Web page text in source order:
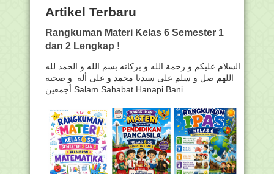
Artikel Terbaru
Rangkuman Materi Kelas 6 Semester 1
dan 2 Lengkap !
السلام عليكم و رحمة الله و بركاته بسم الله و الحمد لله
اللهم صل و سلم على سيدنا محمد و على أله و صحبه
أجمعين Salam Sahabat Hanapi Bani . ...